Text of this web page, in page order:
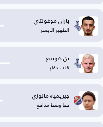
باران موغولتاي
الظهير الأيسر
بن هونينغ
قلب دفاع
جيريمياه مالوزي
خط وسط مدافع